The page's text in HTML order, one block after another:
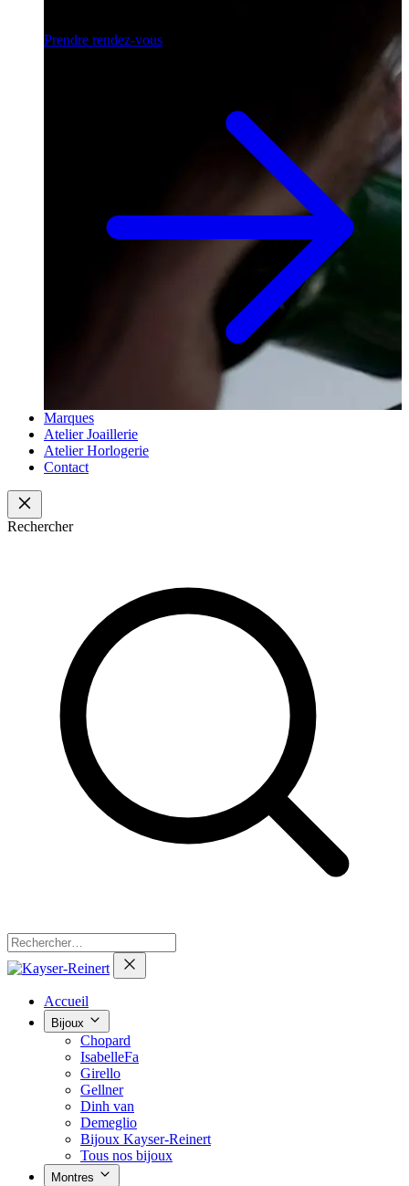
Prendre rendez-vous
Marques
Atelier Joaillerie
Atelier Horlogerie
Contact
Rechercher
Accueil
Bijoux
Chopard
IsabelleFa
Girello
Gellner
Dinh van
Demeglio
Bijoux Kayser-Reinert
Tous nos bijoux
Montres